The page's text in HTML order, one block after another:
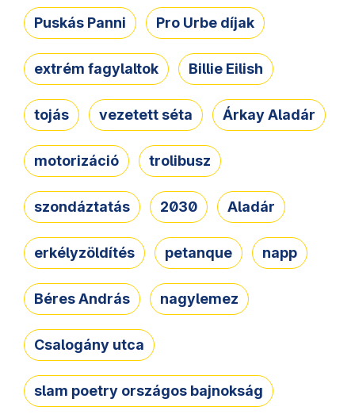
Puskás Panni Pro Urbe díjak
extrém fagylaltok Billie Eilish
tojás vezetett séta Árkay Aladár
motorizáció trolibusz
szondáztatás 2030 Aladár
erkélyzöldítés petanque napp
Béres András nagylemez
Csalogány utca
slam poetry országos bajnokság